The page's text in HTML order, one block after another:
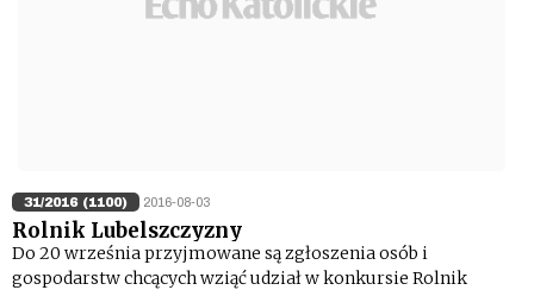
31/2016 (1100) 2016-08-03
Rolnik Lubelszczyzny
Do 20 września przyjmowane są zgłoszenia osób i
gospodarstw chcących wziąć udział w konkursie Rolnik